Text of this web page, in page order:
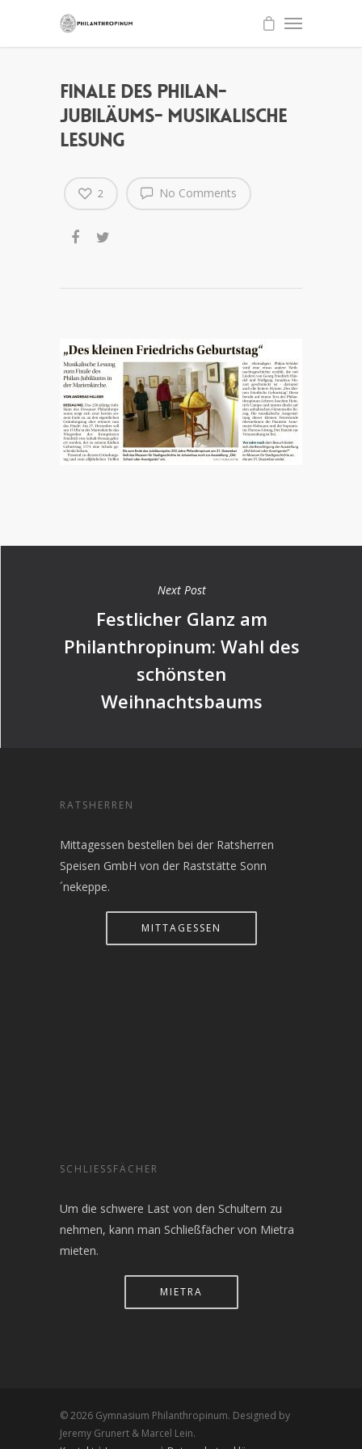
Finale des Philan-
Jubiläums- Musikalische
Lesung
No Comments
2
Next Post
Festlicher Glanz am
Philanthropinum: Wahl des
schönsten
Weihnachtsbaums
RATSHERREN
Mittagessen bestellen bei der Ratsherren
Speisen GmbH von der Raststätte Sonn
´nekeppe.
MITTAGESSEN
SCHLIESSFÄCHER
Um die schwere Last von den Schultern zu
nehmen, kann man Schließfächer von Mietra
mieten.
MIETRA
© 2026 Gymnasium Philanthropinum. Designed by
Jeremy Grunert & Marcel Lein.